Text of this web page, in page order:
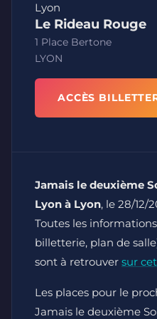
Lyon
Le Rideau Rouge
1 Place Bertone
LYON
ACCÈS
Jamais le deuxième
Lyon à Lyon, le 28/12/
Toutes les
billetterie, plan de
sont à retrouver sur
Les places pour le
Jamais le deuxième